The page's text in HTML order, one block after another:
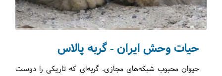
حیات وحش ایران - گربه پالاس
حیوان محبوب شبکه‌های مجازی. گربه‌ای که تاریکی را دوست